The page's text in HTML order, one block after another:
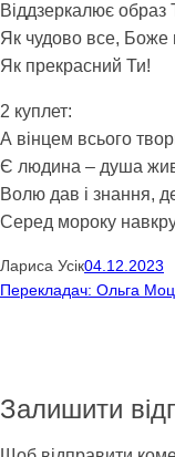
Віддзеркалює образ
Як чудово все, Боже
Як прекрасний Ти!
2 куплет:
А вінцем всього
Є людина – душа
Волю дав і знання,
Серед мороку
Лариса Усік04.12.2023
Перекладач: Ольга
Залишити